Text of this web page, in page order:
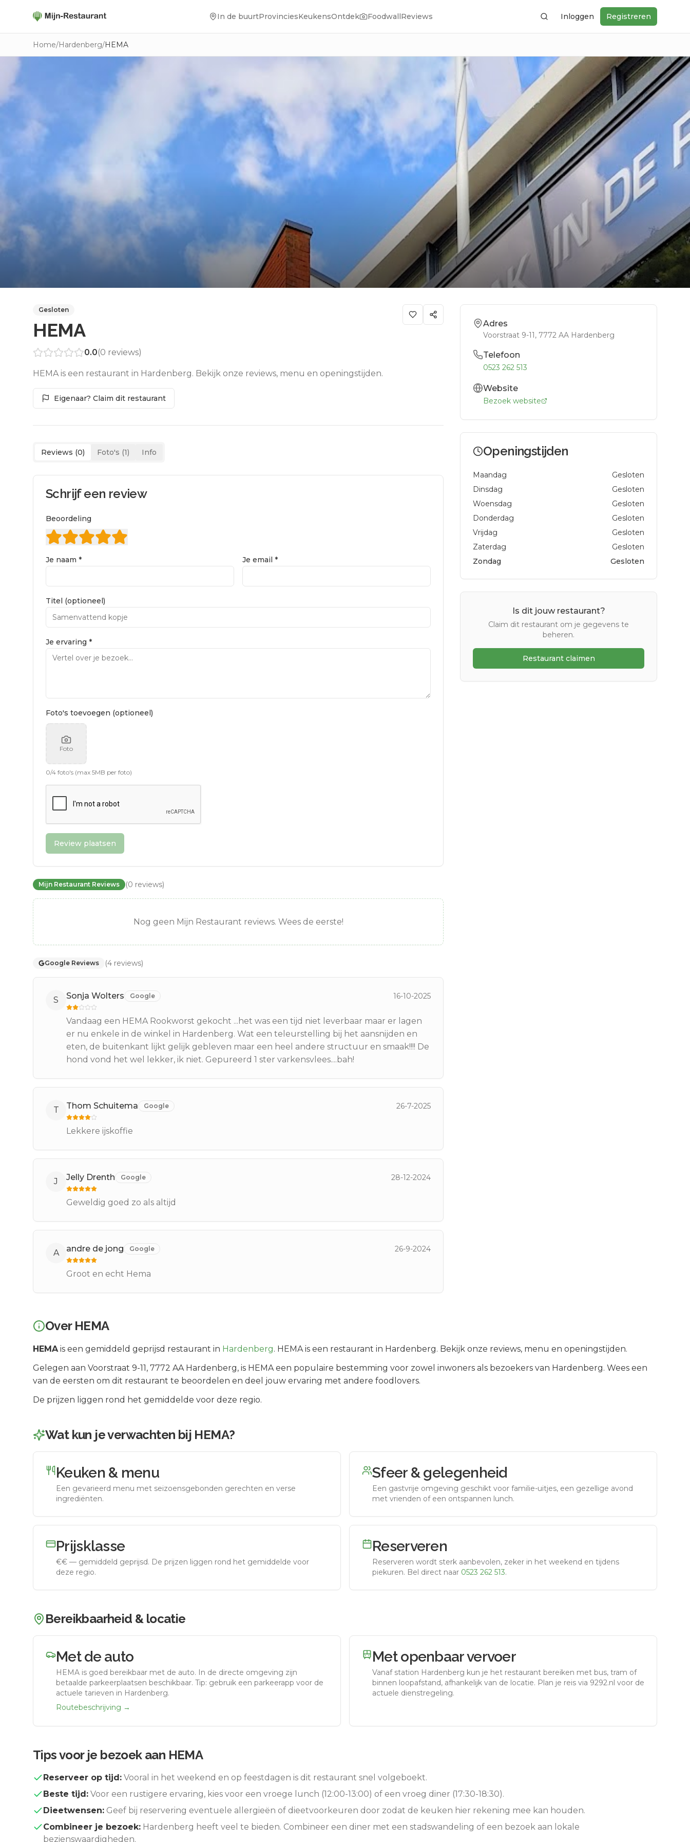
In de buurtProvinciesKeukensOntdek FoodwallReviews ZoekenInloggen Registreren
Home/Hardenberg/HEMA
Gesloten
HEMA
0.0(0 reviews)
HEMA is een restaurant in Hardenberg. Bekijk onze reviews, menu en openingstijden.
Eigenaar? Claim dit restaurant
Reviews (0) Foto's (1) Info
Schrijf een review
Beoordeling
Je naam * Je email *
Titel (optioneel)
Je ervaring *
Foto's toevoegen (optioneel)
Foto
0/4 foto's (max 5MB per foto)
Review plaatsen
Mijn Restaurant Reviews (0 reviews)
Nog geen Mijn Restaurant reviews. Wees de eerste!
Google Reviews (4 reviews)
S Sonja Wolters Google 16-10-2025
Vandaag een HEMA Rookworst gekocht ...het was een tijd niet leverbaar maar er lagen
er nu enkele in de winkel in Hardenberg. Wat een teleurstelling bij het aansnijden en
eten, de buitenkant lijkt gelijk gebleven maar een heel andere structuur en smaak!!!! De
hond vond het wel lekker, ik niet. Gepureerd 1 ster varkensvlees....bah!
T Thom Schuitema Google 26-7-2025
Lekkere ijskoffie
J Jelly Drenth Google 28-12-2024
Geweldig goed zo als altijd
A andre de jong Google 26-9-2024
Groot en echt Hema
Adres
Voorstraat 9-11, 7772 AA Hardenberg
Telefoon
0523 262 513
Website
Bezoek website
Openingstijden
Maandag
Gesloten
Dinsdag
Gesloten
Woensdag
Gesloten
Donderdag
Gesloten
Vrijdag
Gesloten
Zaterdag
Gesloten
Zondag
Gesloten
Is dit jouw restaurant?
Claim dit restaurant om je gegevens te
beheren.
Restaurant claimen
Over HEMA
HEMAis een gemiddeld geprijsd restaurant in Hardenberg. HEMA is een restaurant in Hardenberg. Bekijk onze reviews, menu en openingstijden.
Gelegen aan Voorstraat 9-11, 7772 AA Hardenberg, is HEMAeen populaire bestemming voor zowel inwoners als bezoekers van Hardenberg. Wees een
van de eersten om dit restaurant te beoordelen en deel jouw ervaring met andere foodlovers.
De prijzen liggen rond het gemiddelde voor deze regio.
Wat kun je verwachten bij HEMA?
Keuken & menu
Een gevarieerd menu met seizoensgebonden gerechten en verse
ingrediënten.
Sfeer & gelegenheid
Een gastvrije omgeving geschikt voor familie-uitjes, een gezellige avond
met vrienden of een ontspannen lunch.
Prijsklasse
€€ — gemiddeld geprijsd. De prijzen liggen rond het gemiddelde voor
deze regio.
Reserveren
Reserveren wordt sterk aanbevolen, zeker in het weekend en tijdens
piekuren. Bel direct naar 0523 262 513.
Bereikbaarheid & locatie
Met de auto
HEMA is goed bereikbaar met de auto. In de directe omgeving zijn
betaalde parkeerplaatsen beschikbaar. Tip: gebruik een parkeerapp voor de
actuele tarieven in Hardenberg.
Routebeschrijving →
Met openbaar vervoer
Vanaf station Hardenberg kun je het restaurant bereiken met bus, tram of
binnen loopafstand, afhankelijk van de locatie. Plan je reis via 9292.nl voor de
actuele dienstregeling.
Tips voor je bezoek aan HEMA
Reserveer op tijd: Vooral in het weekend en op feestdagen is dit restaurant snel volgeboekt.
Beste tijd: Voor een rustigere ervaring, kies voor een vroege lunch (12:00-13:00) of een vroeg diner (17:30-18:30).
Dieetwensen: Geef bij reservering eventuele allergieën of dieetvoorkeuren door zodat de keuken hier rekening mee kan houden.
Combineer je bezoek: Hardenberg heeft veel te bieden. Combineer een diner met een stadswandeling of een bezoek aan lokale
bezienswaardigheden.